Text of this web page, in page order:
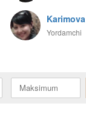
Karimova
Yordamchi